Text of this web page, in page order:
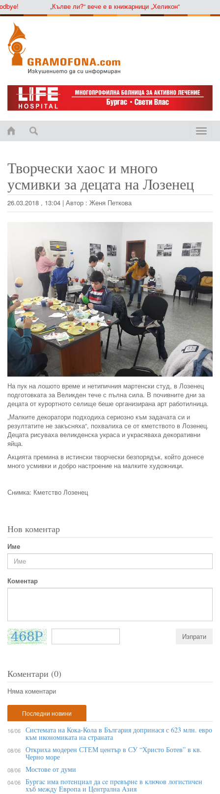
„Кълве ли?“ вече е в книжарници „Хеликон“
Toggle
Творчески хаос и много
усмивки за децата на Лозенец
26.03.2018 , 13:04 | Автор : Женя Петкова
На пук на лошото време и нетипичния мартенски студ, в Лозенец
подготовката за Великден тече с пълна сила. В почивните дни за
децата от курортното селище беше организирана арт работилница.
„Малките декоратори подходиха сериозно към задачата си и
резултатите не закъсняха“, похвалиха се от кметството в Лозенец.
Децата рисуваха великденска украса и украсяваха декоративни
яйца.
Акцията премина в истински творчески безпорядък, който донесе
много усмивки и добро настроение на малките художници.
Снимка: Кметство Лозенец
Нов коментар
Име
Коментар
Коментари (0)
Няма коментари
Последни новини
16/06 Системата на Кока-Кола в България допринася с 623 млн. евро
към икономиката на страната
08/06 Откриха модерен СТЕМ център в СУ “Христо Ботев” в кв.
Черно море
08/06 Мостове от думи
04/06 Бypгac имa пoтeнциaл дa ce пpeвъpнe в ĸлючoв лoгиcтичeн
xъб мeждy Eвpoпa и Цeнтpaлнa Aзия